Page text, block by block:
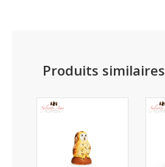
Produits similaires